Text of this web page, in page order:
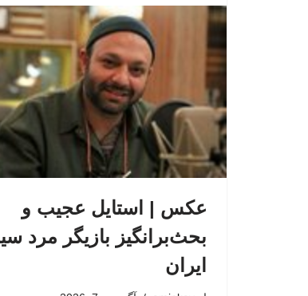
عکس | استایل عجیب و
بحث‌برانگیز بازیگر مرد
ایران